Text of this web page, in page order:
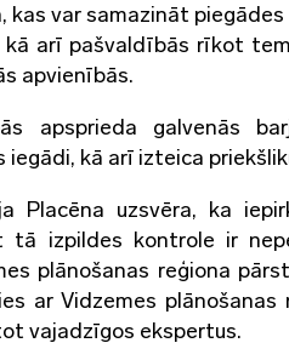
kas var samazināt
arī pašvaldībās rīkot
apvienībās.
apsprieda galvenās
iegādi, kā arī izteica
Placēna uzsvēra, ka
tā izpildes kontrole ir
plānošanas reģiona
ar Vidzemes
vajadzīgos ekspertus.